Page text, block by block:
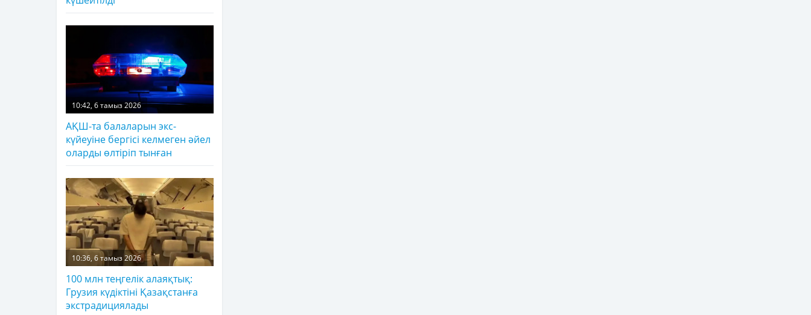
10:42, 6 тамыз 2026
АҚШ-та балаларын экс-
күйеуіне бергісі келмеген әйел
оларды өлтіріп тынған
10:36, 6 тамыз 2026
100 млн теңгелік алаяқтық:
Грузия күдіктіні Қазақстанға
экстрадициялады